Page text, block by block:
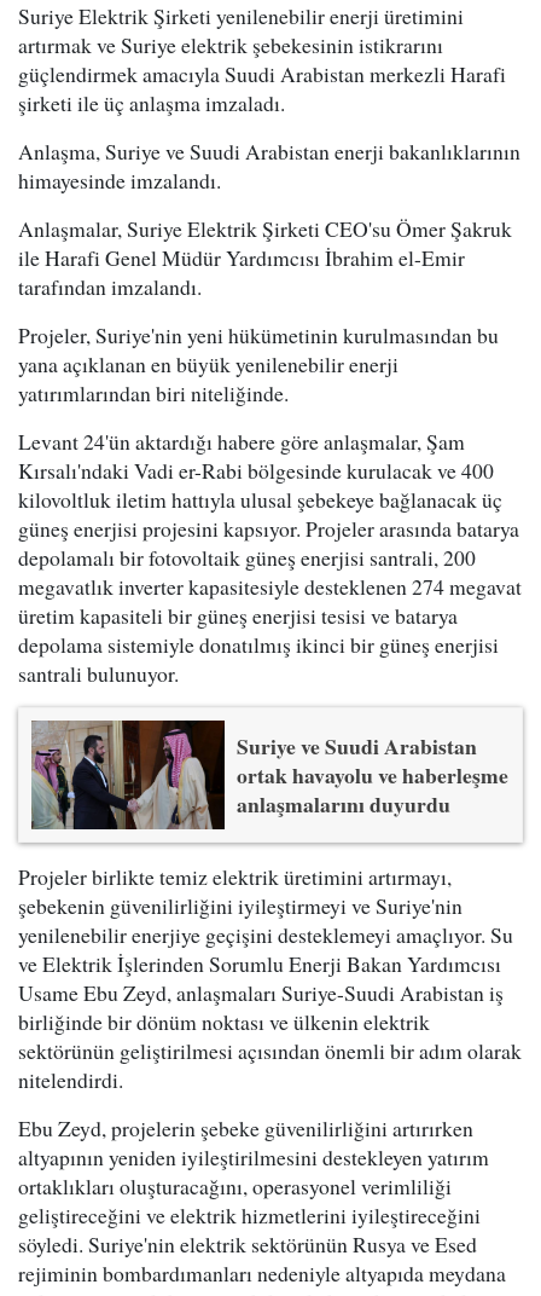
Suriye Elektrik Şirketi yenilenebilir enerji üretimini
artırmak ve Suriye elektrik şebekesinin istikrarını
güçlendirmek amacıyla Suudi Arabistan merkezli Harafi
şirketi ile üç anlaşma imzaladı.
Anlaşma, Suriye ve Suudi Arabistan enerji bakanlıklarının
himayesinde imzalandı.
Anlaşmalar, Suriye Elektrik Şirketi CEO'su Ömer Şakruk
ile Harafi Genel Müdür Yardımcısı İbrahim el-Emir
tarafından imzalandı.
Projeler, Suriye'nin yeni hükümetinin kurulmasından bu
yana açıklanan en büyük yenilenebilir enerji
yatırımlarından biri niteliğinde.
Levant 24'ün aktardığı habere göre anlaşmalar, Şam
Kırsalı'ndaki Vadi er-Rabi bölgesinde kurulacak ve 400
kilovoltluk iletim hattıyla ulusal şebekeye bağlanacak üç
güneş enerjisi projesini kapsıyor. Projeler arasında batarya
depolamalı bir fotovoltaik güneş enerjisi santrali, 200
megavatlık inverter kapasitesiyle desteklenen 274 megavat
üretim kapasiteli bir güneş enerjisi tesisi ve batarya
depolama sistemiyle donatılmış ikinci bir güneş enerjisi
santrali bulunuyor.
Suriye ve Suudi Arabistan
ortak havayolu ve haberleşme
anlaşmalarını duyurdu
Projeler birlikte temiz elektrik üretimini artırmayı,
şebekenin güvenilirliğini iyileştirmeyi ve Suriye'nin
yenilenebilir enerjiye geçişini desteklemeyi amaçlıyor. Su
ve Elektrik İşlerinden Sorumlu Enerji Bakan Yardımcısı
Usame Ebu Zeyd, anlaşmaları Suriye-Suudi Arabistan iş
birliğinde bir dönüm noktası ve ülkenin elektrik
sektörünün geliştirilmesi açısından önemli bir adım olarak
nitelendirdi.
Ebu Zeyd, projelerin şebeke güvenilirliğini artırırken
altyapının yeniden iyileştirilmesini destekleyen yatırım
ortaklıkları oluşturacağını, operasyonel verimliliği
geliştireceğini ve elektrik hizmetlerini iyileştireceğini
söyledi. Suriye'nin elektrik sektörünün Rusya ve Esed
rejiminin bombardımanları nedeniyle altyapıda meydana